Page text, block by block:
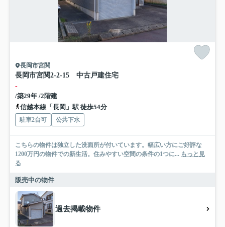
長岡市宮関
長岡市宮関2-2-15 中古戸建住宅
-
/築29年 /2階建
信越本線「長岡」駅 徒歩54分
駐車2台可 公共下水
こちらの物件は独立した洗面所が付いています。幅広い方にご好評な
1200万円の物件での新生活。住みやすい空間の条件の1つに... もっと見
る
販売中の物件
過去掲載物件